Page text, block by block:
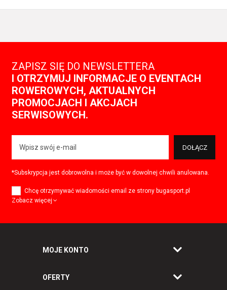
ZAPISZ SIĘ DO NEWSLETTERA
I OTRZYMUJ INFORMACJE O EVENTACH
ROWEROWYCH, AKTUALNYCH
PROMOCJACH I AKCJACH
SERWISOWYCH.
DOŁĄCZ
*Subskrypcja jest dobrowolna i może być w dowolnej chwili anulowana.
Chcę otrzymywać wiadomości email ze strony bugasport.pl
Zobacz więcej
MOJE KONTO
OFERTY